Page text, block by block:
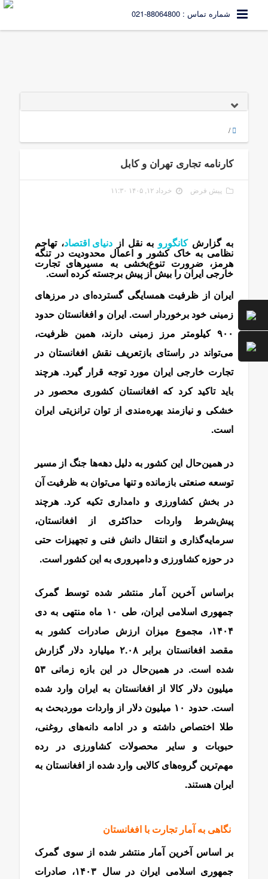
شماره تماس : 88064800-021
/
کارنامه تجاری تهران و کابل
پیش فرض خرداد ۱۲, ۱۴۰۵ ۱۱:۳۰
به گزارشکانگورو به نقل ازدنیای اقتصاد، تهاجم
نظامی به خاک کشور و اعمال محدودیت در تنگه
هرمز، ضرورت تنوع‌بخشی به مسیرهای تجارت
خارجی ایران را بیش از پیش برجسته کرده است.
ایران از ظرفیت همسایگی گسترده‌ای در مرزهای
زمینی خود برخوردار است. ایران و افغانستان حدود
۹۰۰ کیلومتر مرز زمینی دارند، همین ظرفیت،
می‌تواند در راستای بازتعریف نقش افغانستان در
تجارت خارجی ایران مورد توجه قرار گیرد. هرچند
باید تاکید کرد که افغانستان کشوری محصور در
خشکی و نیازمند بهره‌مندی از توان ترانزیتی ایران
است.
در همین‌حال این کشور به دلیل دهه‌ها جنگ از مسیر
توسعه صنعتی بازمانده و تنها می‌توان به ظرفیت آن
در بخش کشاورزی و دامداری تکیه کرد. هرچند
پیش‌شرط واردات حداکثری از افغانستان،
سرمایه‌گذاری و انتقال دانش فنی و تجهیزات حتی
در حوزه کشاورزی و دامپروری به این کشور است.
براساس آخرین آمار منتشر شده توسط گمرک
جمهوری اسلامی ایران، طی ۱۰ ماه منتهی به دی
۱۴۰۴، مجموع میزان ارزش صادرات کشور به
مقصد افغانستان برابر ۲.۰۸ میلیارد دلار گزارش
شده است. در همین‌حال در این بازه زمانی ۵۳
میلیون دلار کالا از افغانستان به ایران وارد شده
است. حدود ۱۰ میلیون دلار از واردات موردبحث به
طلا اختصاص داشته و در ادامه دانه‌های روغنی،
حبوبات و سایر محصولات کشاورزی در رده
مهم‌ترین گروه‌های کالایی وارد شده از افغانستان به
ایران هستند.
نگاهی به آمار تجارت با افغانستان
بر اساس آخرین آمار منتشر شده از سوی گمرک
جمهوری اسلامی ایران در سال ۱۴۰۳، صادرات